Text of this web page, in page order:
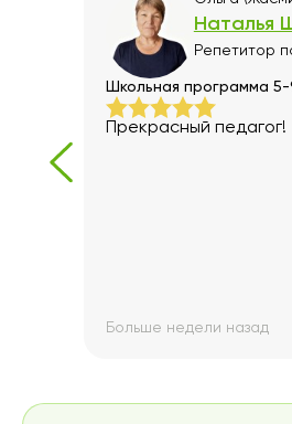
Наталья
Репетитор
Школьная программа 5-
Прекрасный педагог!
Больше недели назад